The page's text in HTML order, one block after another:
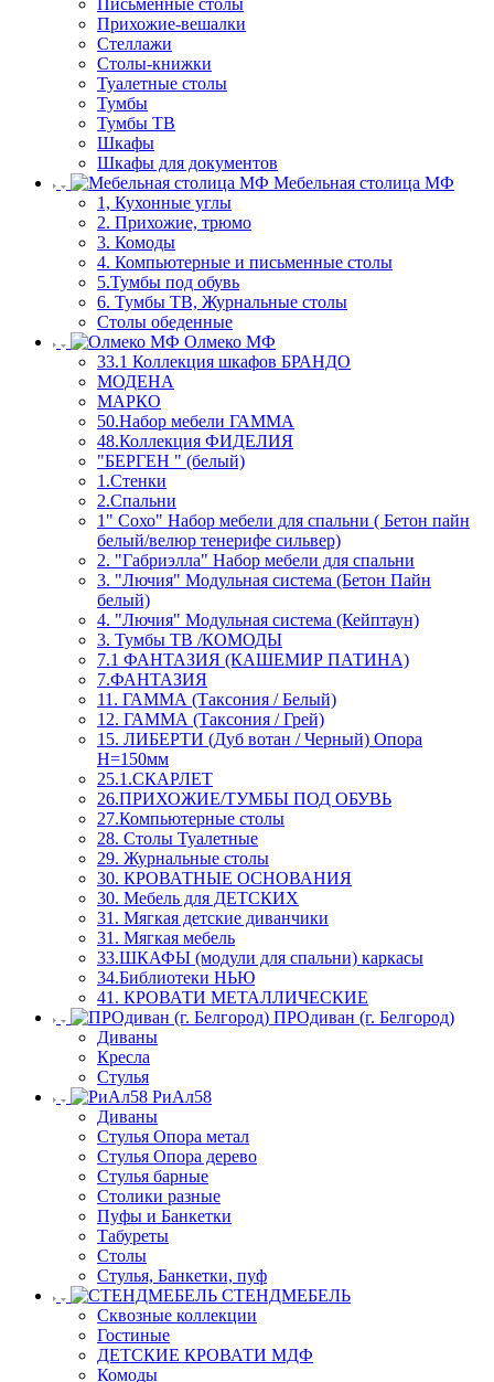
Прихожие-вешалки
Стеллажи
Столы-книжки
Туалетные столы
Тумбы
Тумбы ТВ
Шкафы
Шкафы для документов
Мебельная столица МФ
1, Кухонные углы
2. Прихожие, трюмо
3. Комоды
4. Компьютерные и письменные столы
5.Тумбы под обувь
6. Тумбы ТВ, Журнальные столы
Столы обеденные
Олмеко МФ
33.1 Коллекция шкафов БРАНДО
МОДЕНА
МАРКО
50.Набор мебели ГАММА
48.Коллекция ФИДЕЛИЯ
"БЕРГЕН " (белый)
1.Стенки
2.Спальни
1" Сохо" Набор мебели для спальни ( Бетон пайн
белый/велюр тенерифе сильвер)
2. "Габриэлла" Набор мебели для спальни
3. "Лючия" Модульная система (Бетон Пайн
белый)
4. "Лючия" Модульная система (Кейптаун)
3. Тумбы ТВ /КОМОДЫ
7.1 ФАНТАЗИЯ (КАШЕМИР ПАТИНА)
7.ФАНТАЗИЯ
11. ГАММА (Таксония / Белый)
12. ГАММА (Таксония / Грей)
15. ЛИБЕРТИ (Дуб вотан / Черный) Опора
Н=150мм
25.1.СКАРЛЕТ
26.ПРИХОЖИЕ/ТУМБЫ ПОД ОБУВЬ
27.Компьютерные столы
28. Столы Туалетные
29. Журнальные столы
30. КРОВАТНЫЕ ОСНОВАНИЯ
30. Мебель для ДЕТСКИХ
31. Мягкая детские диванчики
31. Мягкая мебель
33.ШКАФЫ (модули для спальни) каркасы
34.Библиотеки НЬЮ
41. КРОВАТИ МЕТАЛЛИЧЕСКИЕ
ПРОдиван (г. Белгород)
Диваны
Кресла
Стулья
РиАл58
Диваны
Стулья Опора метал
Стулья Опора дерево
Стулья барные
Столики разные
Пуфы и Банкетки
Табуреты
Столы
Стулья, Банкетки, пуф
СТЕНДМЕБЕЛЬ
Сквозные коллекции
Гостиные
ДЕТСКИЕ КРОВАТИ МДФ
Комоды